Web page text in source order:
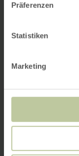
Präferenzen
Statistiken
Marketing